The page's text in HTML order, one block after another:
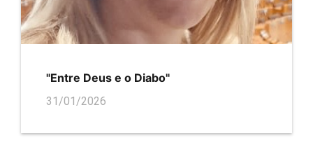
"Entre Deus e o Diabo"
31/01/2026